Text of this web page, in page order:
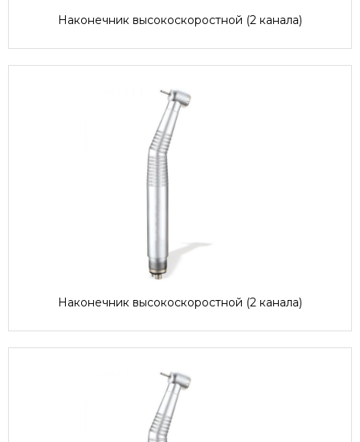
Наконечник высокоскоростной (2 канала)
Наконечник высокоскоростной (2 канала)